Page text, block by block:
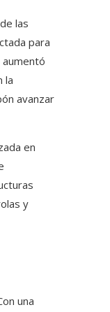
las
para
la
avanzar
en
y
una